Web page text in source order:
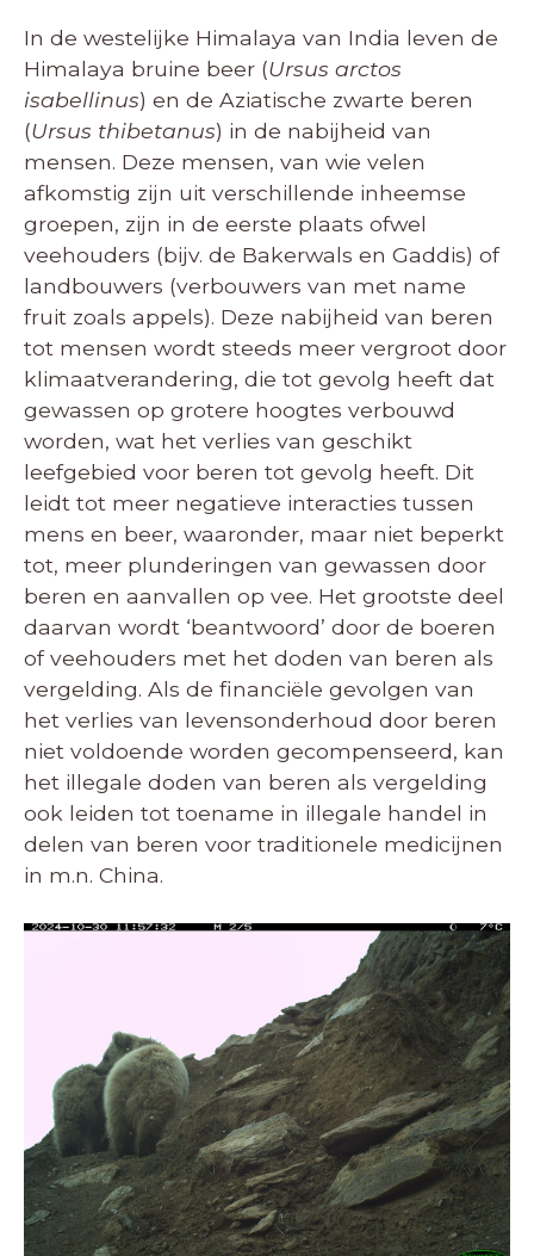
In de westelijke Himalaya van India leven de
Himalaya bruine beer (Ursus arctos
isabellinus) en de Aziatische zwarte beren
(Ursus thibetanus) in de nabijheid van
mensen. Deze mensen, van wie velen
afkomstig zijn uit verschillende inheemse
groepen, zijn in de eerste plaats ofwel
veehouders (bijv. de Bakerwals en Gaddis) of
landbouwers (verbouwers van met name
fruit zoals appels). Deze nabijheid van beren
tot mensen wordt steeds meer vergroot door
klimaatverandering, die tot gevolg heeft dat
gewassen op grotere hoogtes verbouwd
worden, wat het verlies van geschikt
leefgebied voor beren tot gevolg heeft. Dit
leidt tot meer negatieve interacties tussen
mens en beer, waaronder, maar niet beperkt
tot, meer plunderingen van gewassen door
beren en aanvallen op vee. Het grootste deel
daarvan wordt ‘beantwoord’ door de boeren
of veehouders met het doden van beren als
vergelding. Als de financiële gevolgen van
het verlies van levensonderhoud door beren
niet voldoende worden gecompenseerd, kan
het illegale doden van beren als vergelding
ook leiden tot toename in illegale handel in
delen van beren voor traditionele medicijnen
in m.n. China.